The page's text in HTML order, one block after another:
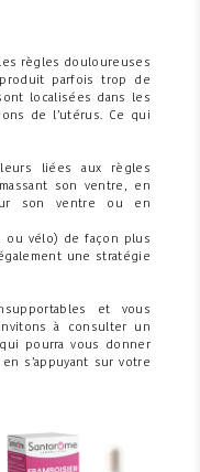
règles douloureuses
parfois trop de
localisées dans les
de l’utérus. Ce qui
liées aux règles
son ventre, en
son ventre ou en
ou vélo) de façon plus
une stratégie
et vous
à consulter un
pourra vous donner
s’appuyant sur votre